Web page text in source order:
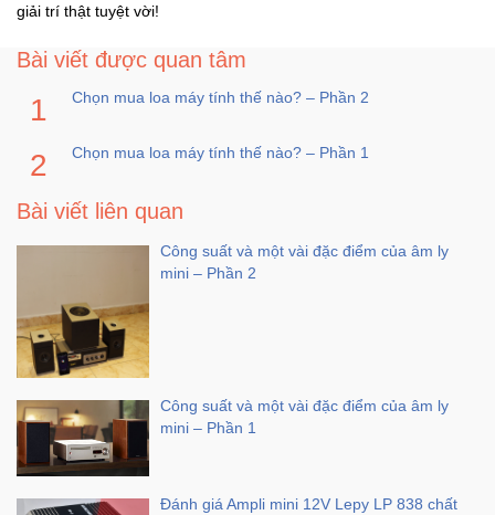
giải trí thật tuyệt vời!
Bài viết được quan tâm
Chọn mua loa máy tính thế nào? – Phần 2
Chọn mua loa máy tính thế nào? – Phần 1
Bài viết liên quan
Công suất và một vài đặc điểm của âm ly
mini – Phần 2
Công suất và một vài đặc điểm của âm ly
mini – Phần 1
Đánh giá Ampli mini 12V Lepy LP 838 chất